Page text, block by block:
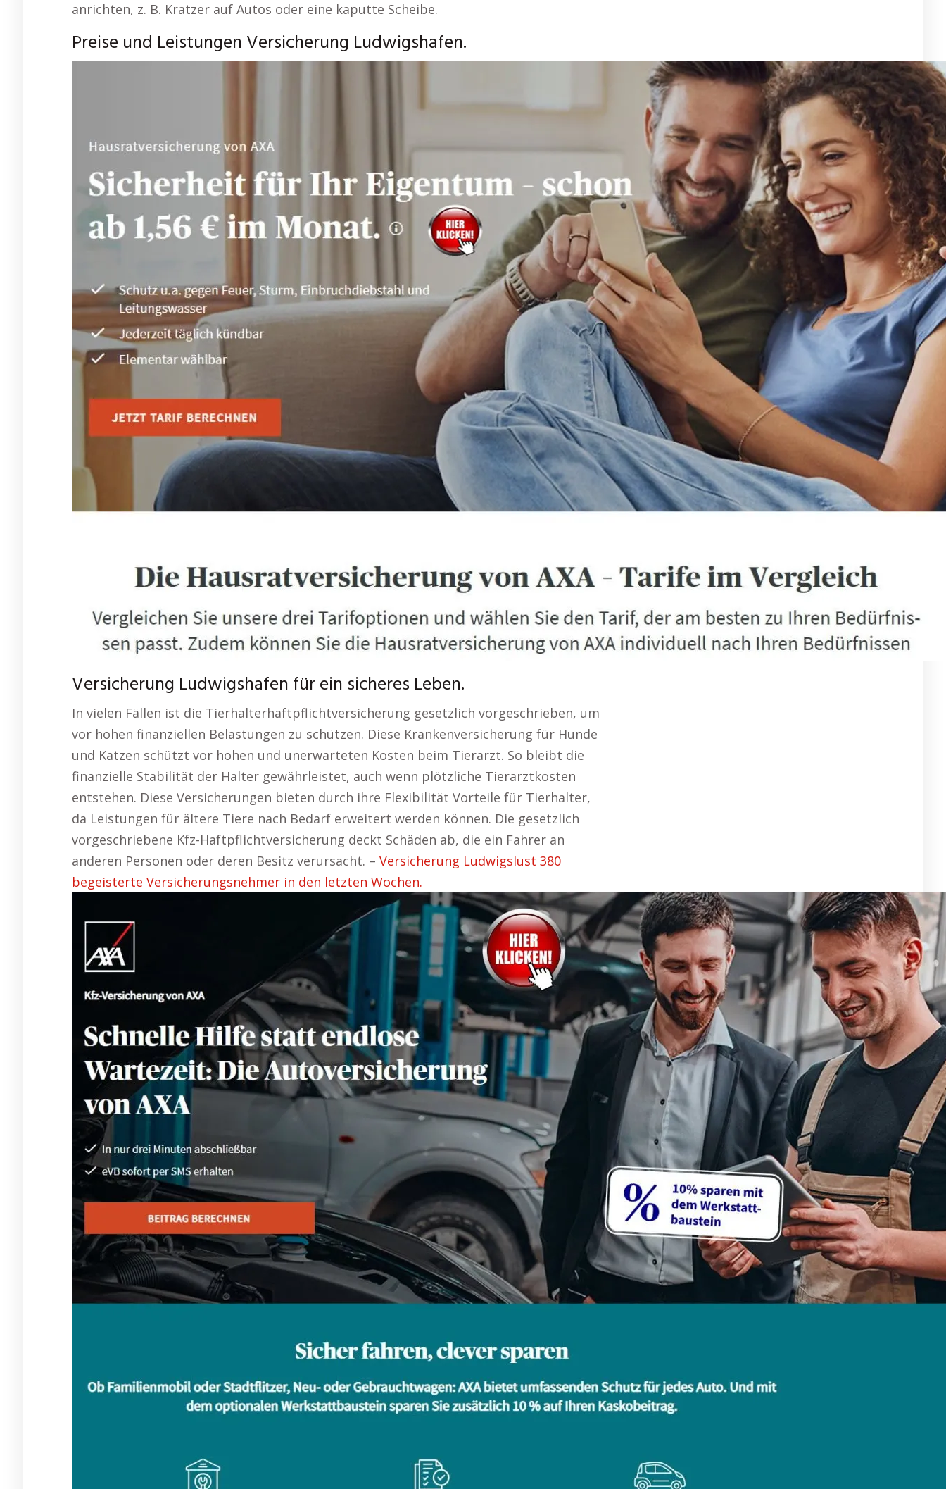
anrichten, z. B. Kratzer auf Autos oder eine kaputte Scheibe.
Preise und Leistungen Versicherung Ludwigshafen.
Versicherung Ludwigshafen für ein sicheres Leben.
In vielen Fällen ist die Tierhalterhaftpflichtversicherung gesetzlich vorgeschrieben, um
vor hohen finanziellen Belastungen zu schützen. Diese Krankenversicherung für Hunde
und Katzen schützt vor hohen und unerwarteten Kosten beim Tierarzt. So bleibt die
finanzielle Stabilität der Halter gewährleistet, auch wenn plötzliche Tierarztkosten
entstehen. Diese Versicherungen bieten durch ihre Flexibilität Vorteile für Tierhalter,
da Leistungen für ältere Tiere nach Bedarf erweitert werden können. Die gesetzlich
vorgeschriebene Kfz-Haftpflichtversicherung deckt Schäden ab, die ein Fahrer an
anderen Personen oder deren Besitz verursacht. – Versicherung Ludwigslust 380
begeisterte Versicherungsnehmer in den letzten Wochen.